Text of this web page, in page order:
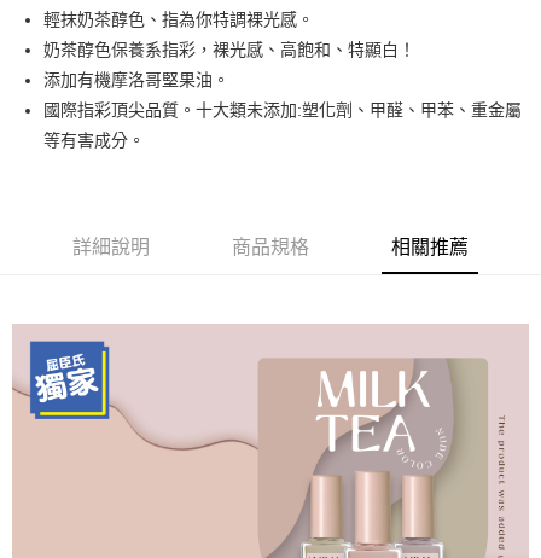
街口支付
悠遊付
運送方式
因應疫情升溫，目前暫停使用7-11取貨付款配送，請使用全家
黑貓宅急便
每筆NT$100，滿NT$699(含以上)免運費
輕抹奶茶醇色、指為你特調裸光感。
奶茶醇色保養系指彩，裸光感、高飽和、特顯白！
添加有機摩洛哥堅果油。
國際指彩頂尖品質。十大類未添加:塑化劑、甲醛、甲苯、重金屬
等有害成分。
詳細說明 商品規格 相關推薦